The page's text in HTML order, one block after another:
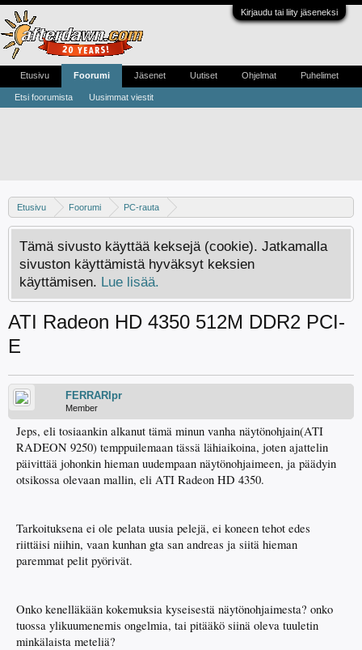
Kirjaudu tai liity jäseneksi
Etusivu Foorumi
PC-rauta
Näytönohjaimet - Apua, kokemuksia ja vinkkejä
Tämä sivusto käyttää keksejä (cookie). Jatkamalla
sivuston käyttämistä hyväksyt keksien
käyttämisen. Lue lisää.
ATI Radeon HD 4350 512M DDR2 PCI-
E
FERRARIpr
Member
Jeps, eli tosiaankin alkanut tämä minun vanha näytönohjain(ATI
RADEON 9250) temppuilemaan tässä lähiaikoina, joten ajattelin
päivittää johonkin hieman uudempaan näytönohjaimeen, ja päädyin
otsikossa olevaan mallin, eli ATI Radeon HD 4350.
Tarkoituksena ei ole pelata uusia pelejä, ei koneen tehot edes
riittäisi niihin, vaan kunhan gta san andreas ja siitä hieman
paremmat pelit pyörivät.
Onko kenelläkään kokemuksia kyseisestä näytönohjaimesta? onko
tuossa ylikuumenemis ongelmia, tai pitääkö siinä oleva tuuletin
minkälaista meteliä?
Etusivu Foorumi
Etsi foorumista Uusimmat viestit
Jäsenet Uutiset Ohjelmat Puhelimet